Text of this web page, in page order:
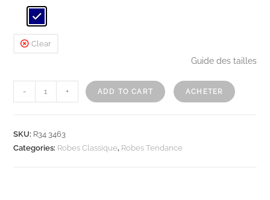
Clear
Guide des tailles
- + ADD TO CART ACHETER
SKU: R34 3463
Categories: Robes Classique, Robes Tendance